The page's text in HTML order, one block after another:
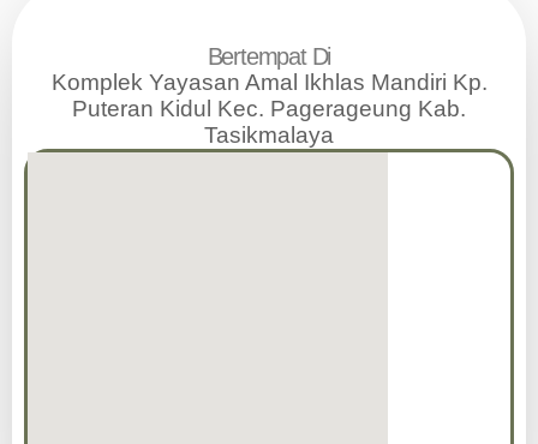
Bertempat Di
Komplek Yayasan Amal Ikhlas Mandiri Kp.
Puteran Kidul Kec. Pagerageung Kab.
Tasikmalaya